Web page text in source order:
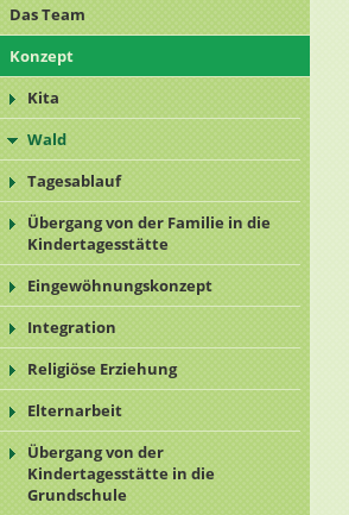
Das Team
Konzept
Kita
Wald
Tagesablauf
Übergang von der Familie in die
Kindertagesstätte
Eingewöhnungskonzept
Integration
Religiöse Erziehung
Elternarbeit
Übergang von der
Kindertagesstätte in die
Grundschule